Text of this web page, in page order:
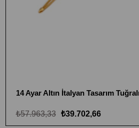
₺39.702,66
₺57.963,33